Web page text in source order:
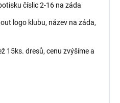
číslic 2-16 na záda
logo klubu, název na záda,
15ks. dresů, cenu zvýšíme a